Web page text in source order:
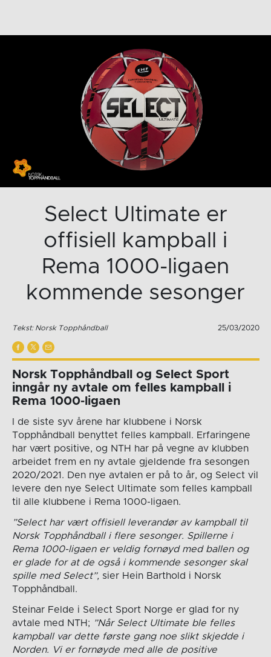
Select Ultimate er
offisiell kampball i
Rema 1000-ligaen
kommende sesonger
Tekst: Norsk Topphåndball 25/03/2020
Norsk Topphåndball og Select Sport
inngår ny avtale om felles kampball i
Rema 1000-ligaen
I de siste syv årene har klubbene i Norsk
Topphåndball benyttet felles kampball. Erfaringene
har vært positive, og NTH har på vegne av klubben
arbeidet frem en ny avtale gjeldende fra sesongen
2020/2021. Den nye avtalen er på to år, og Select vil
levere den nye Select Ultimate som felles kampball
til alle klubbene i Rema 1000-ligaen.
”Select har vært offisiell leverandør av kampball til
Norsk Topphåndball i flere sesonger. Spillerne i
Rema 1000-ligaen er veldig fornøyd med ballen og
er glade for at de også i kommende sesonger skal
spille med Select”, sier Hein Barthold i Norsk
Topphåndball.
Steinar Felde i Select Sport Norge er glad for ny
avtale med NTH; ”Når Select Ultimate ble felles
kampball var dette første gang noe slikt skjedde i
Norden. Vi er fornøyde med alle de positive